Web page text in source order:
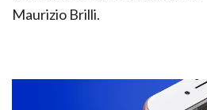
Maurizio Brilli.